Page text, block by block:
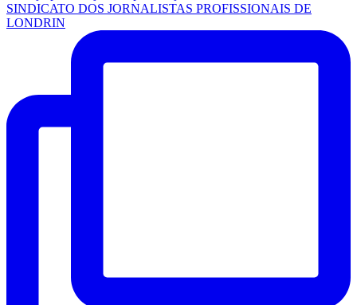
SINDICATO DOS JORNALISTAS PROFISSIONAIS DE
LONDRIN